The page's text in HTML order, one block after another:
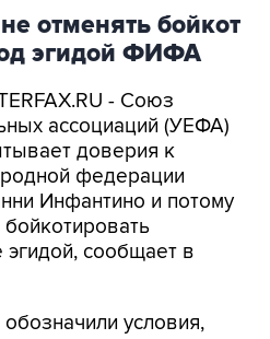
отменять бойкот
эгидой ФИФА
- Союз
ассоциаций (УЕФА)
доверия к
федерации
Инфантино и потому
сообщает в
условия,